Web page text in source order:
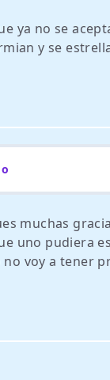
ya no se
y se
muchas
uno pudiera
voy a tener